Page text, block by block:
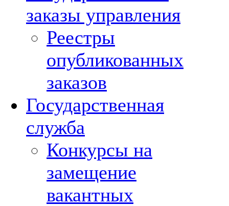
заказы управления
Реестры
опубликованных
заказов
Государственная
служба
Конкурсы на
замещение
вакантных